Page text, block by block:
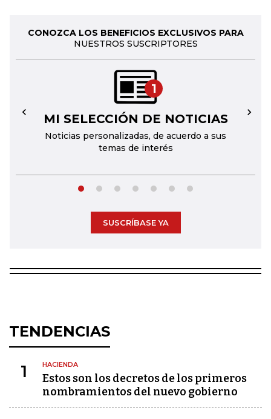
CONOZCA LOS BENEFICIOS EXCLUSIVOS PARA
NUESTROS SUSCRIPTORES
1
MI SELECCIÓN DE NOTICIAS
Noticias personalizadas, de acuerdo a sus
temas de interés
← →
SUSCRÍBASE YA
TENDENCIAS
1 HACIENDA
Estos son los decretos de los primeros
nombramientos del nuevo gobierno